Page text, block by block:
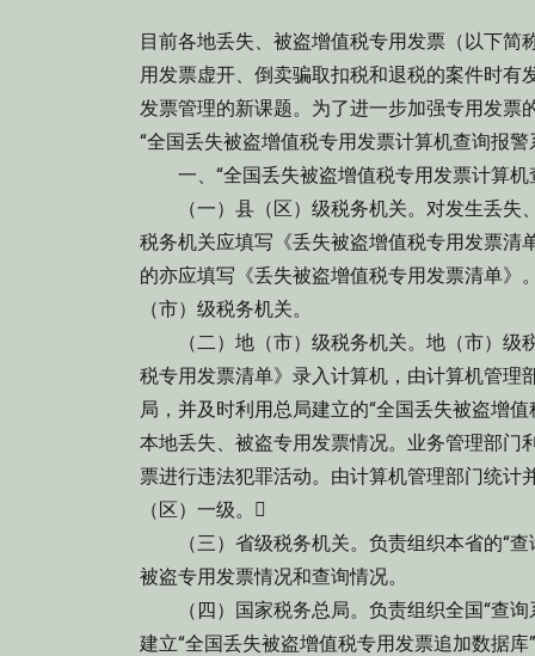
目前各地丢失、被盗增值税专用发票（以下
用发票虚开、倒卖骗取扣税和退税的案件时有
发票管理的新课题。为了进一步加强专用发票
“全国丢失被盗增值税专用发票计算机查询报
一、“全国丢失被盗增值税专用发票计算机
（一）县（区）级税务机关。对发生丢失
税务机关应填写《丢失被盗增值税专用发票清
的亦应填写《丢失被盗增值税专用发票清单
（市）级税务机关。
（二）地（市）级税务机关。地（市）级
税专用发票清单》录入计算机，由计算机管理
局，并及时利用总局建立的“全国丢失被盗增
本地丢失、被盗专用发票情况。业务管理部门
票进行违法犯罪活动。由计算机管理部门统计
（区）一级。
（三）省级税务机关。负责组织本省的“查
被盗专用发票情况和查询情况。
（四）国家税务总局。负责组织全国“查询
建立“全国丢失被盗增值税专用发票追加数据